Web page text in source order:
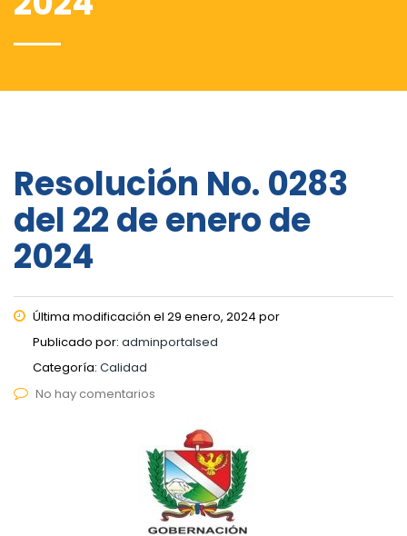
Resolución No. 0283
del 22 de enero de
2024
Última modificación el 29 enero, 2024 por
Publicado por: adminportalsed
Categoría: Calidad
No hay comentarios